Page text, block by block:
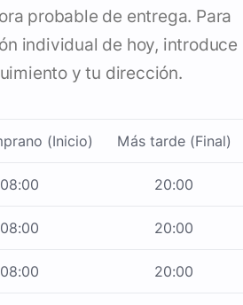
probable de entrega. Para
individual de hoy, introduce
y tu dirección.
(Inicio) Más tarde (Final)
08:00 20:00
08:00 20:00
08:00 20:00